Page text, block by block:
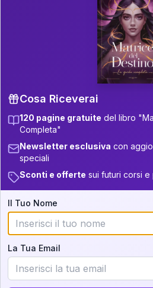
P.S.
Scorri più in basso
un'interpretazione parziale
Iscriviti alla newsletter
aggiornamenti quando
Cosa scoprirete
💕 Come rafforzare la vostra
Cosa Riceverai
120 pagine gratuite del libro
Completa"
Newsletter esclusiva con
speciali
Sconti e offerte sui futuri corsi e
Il Tuo Nome
La Tua Email